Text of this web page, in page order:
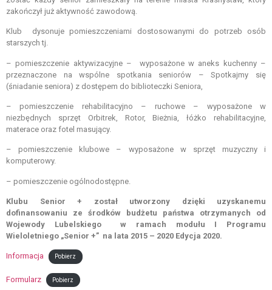
zakończył już aktywność zawodową.
Klub dysonuje pomieszczeniami dostosowanymi do potrzeb osób
starszych tj.
– pomieszczenie aktywizacyjne – wyposażone w aneks kuchenny –
przeznaczone na wspólne spotkania seniorów – Spotkajmy się
(śniadanie seniora) z dostępem do biblioteczki Seniora,
– pomieszczenie rehabilitacyjno – ruchowe – wyposażone w
niezbędnych sprzęt Orbitrek, Rotor, Bieżnia, łóżko rehabilitacyjne,
materace oraz fotel masujący.
– pomieszczenie klubowe – wyposażone w sprzęt muzyczny i
komputerowy.
– pomieszczenie ogólnodostępne.
Klubu Senior + został utworzony dzięki uzyskanemu
dofinansowaniu ze środków budżetu państwa otrzymanych od
Wojewody Lubelskiego w ramach modułu I Programu
Wieloletniego „Senior +” na lata 2015 – 2020 Edycja 2020.
Informacja Pobierz
Formularz Pobierz